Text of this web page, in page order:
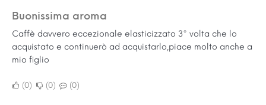
Buonissima aroma
Caffè davvero eccezionale elasticizzato 3° volta che lo
acquistato e continuerò ad acquistarlo,piace molto anche a
mio figlio
0 0 0